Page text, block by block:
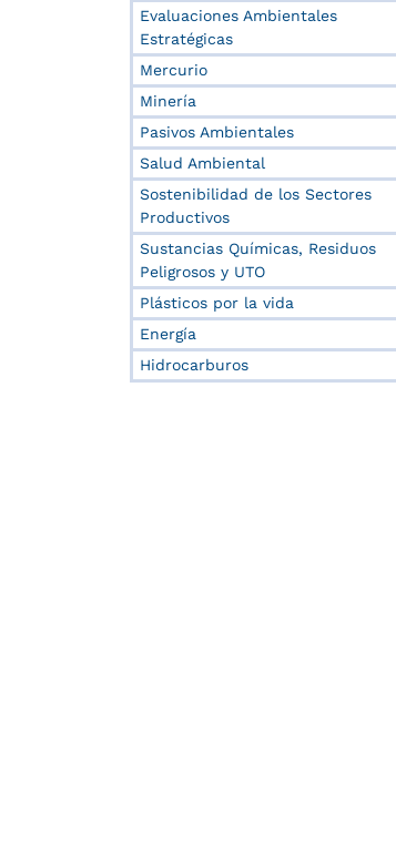
Evaluaciones Ambientales
Estratégicas
Mercurio
Minería
Pasivos Ambientales
Salud Ambiental
Sostenibilidad de los Sectores
Productivos
Sustancias Químicas, Residuos
Peligrosos y UTO
Plásticos por la vida
Energía
Hidrocarburos